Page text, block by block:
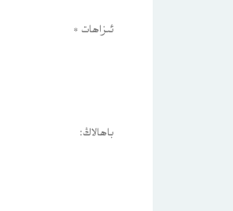
ئىزاھات *
باھالاڭ: